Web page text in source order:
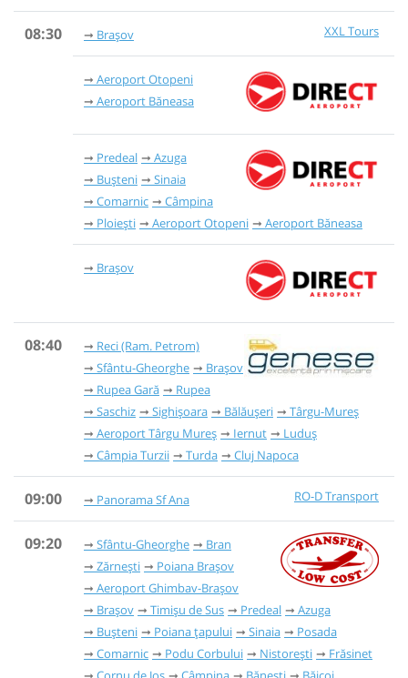
08:30 XXL Tours
Brașov
Aeroport Otopeni
Aeroport Băneasa
Predeal
Azuga
Bușteni
Sinaia
Comarnic
Câmpina
Ploiești
Aeroport Otopeni Aeroport Băneasa
Brașov
08:40
Reci (Ram. Petrom)
Sfântu-Gheorghe
Brașov
Rupea Gară
Rupea
Saschiz
Sighișoara Bălăușeri
Târgu-Mureș
Aeroport Târgu Mureș
Iernut
Luduș
Câmpia Turzii
Turda Cluj Napoca
09:00 RO-D Transport
Panorama Sf Ana
09:20 Sfântu-Gheorghe
Bran
Zărnești
Poiana Brașov
Aeroport Ghimbav-Brașov
Brașov
Timișu de Sus Predeal
Azuga
Bușteni
Poiana țapului Sinaia
Posada
Comarnic
Podu Corbului Nistorești
Frăsinet